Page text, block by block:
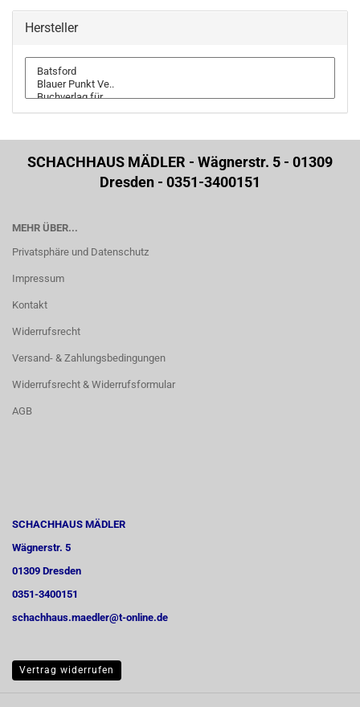
Hersteller
SCHACHHAUS MÄDLER - Wägnerstr. 5 - 01309
Dresden - 0351-3400151
MEHR ÜBER...
Privatsphäre und Datenschutz
Impressum
Kontakt
Widerrufsrecht
Versand- & Zahlungsbedingungen
Widerrufsrecht & Widerrufsformular
AGB
SCHACHHAUS MÄDLER
Wägnerstr. 5
01309 Dresden
0351-3400151
schachhaus.maedler@t-online.de
Vertrag widerrufen